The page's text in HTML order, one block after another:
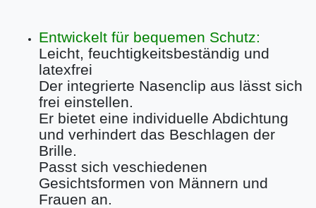
Entwickelt für bequemen Schutz:
Leicht, feuchtigkeitsbeständig und
latexfrei
Der integrierte Nasenclip aus lässt sich
frei einstellen.
Er bietet eine individuelle Abdichtung
und verhindert das Beschlagen der
Brille.
Passt sich veschiedenen
Gesichtsformen von Männern und
Frauen an.